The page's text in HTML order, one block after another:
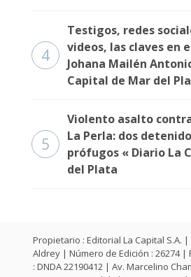
4
Testigos, redes
videos, las claves en
Johana Mailén
Capital de Mar del
5
Violento asalto
La Perla: dos
prófugos « Diario La
del Plata
Propietario : Editorial La Capital S.A.
Aldrey | Número de Edición : 26274
: DNDA 22190412 | Av. Marcelino